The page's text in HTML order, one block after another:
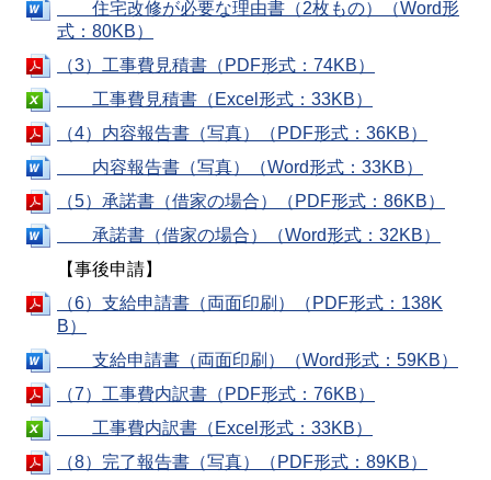
住宅改修が必要な理由書（2枚もの）（Word形
式：80KB）
（3）工事費見積書（PDF形式：74KB）
工事費見積書（Excel形式：33KB）
（4）内容報告書（写真）（PDF形式：36KB）
内容報告書（写真）（Word形式：33KB）
（5）承諾書（借家の場合）（PDF形式：86KB）
承諾書（借家の場合）（Word形式：32KB）
【事後申請】
（6）支給申請書（両面印刷）（PDF形式：138K
B）
支給申請書（両面印刷）（Word形式：59KB）
（7）工事費内訳書（PDF形式：76KB）
工事費内訳書（Excel形式：33KB）
（8）完了報告書（写真）（PDF形式：89KB）